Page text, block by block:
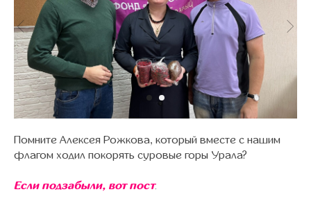
Помните Алексея Рожкова, который вместе с нашим
флагом ходил покорять суровые горы Урала?
Если подзабыли, вот пост.